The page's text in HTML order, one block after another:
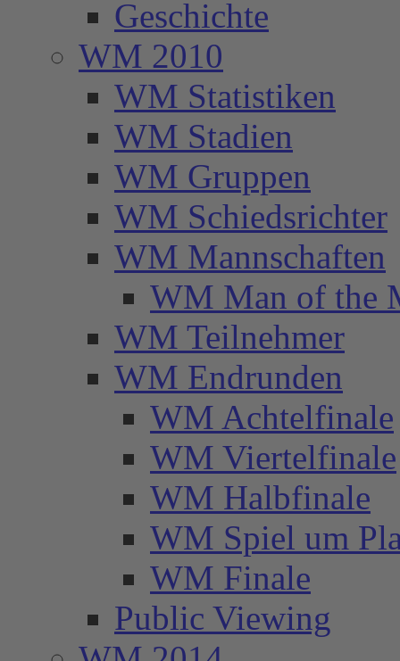
Geschichte
WM 2010
WM Statistiken
WM Stadien
WM Gruppen
WM Schiedsrichter
WM Mannschaften
WM Man of the
WM Teilnehmer
WM Endrunden
WM Achtelfinale
WM Viertelfinale
WM Halbfinale
WM Spiel um
WM Finale
Public Viewing